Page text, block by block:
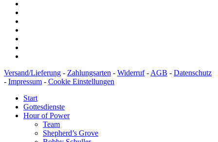
Versand/Lieferung - Zahlungsarten - Widerruf- AGB - Datenschutz
- Impressum - Cookie Einstellungen
Start
Gottesdienste
Hour of Power
Team
Shepherd’s Grove